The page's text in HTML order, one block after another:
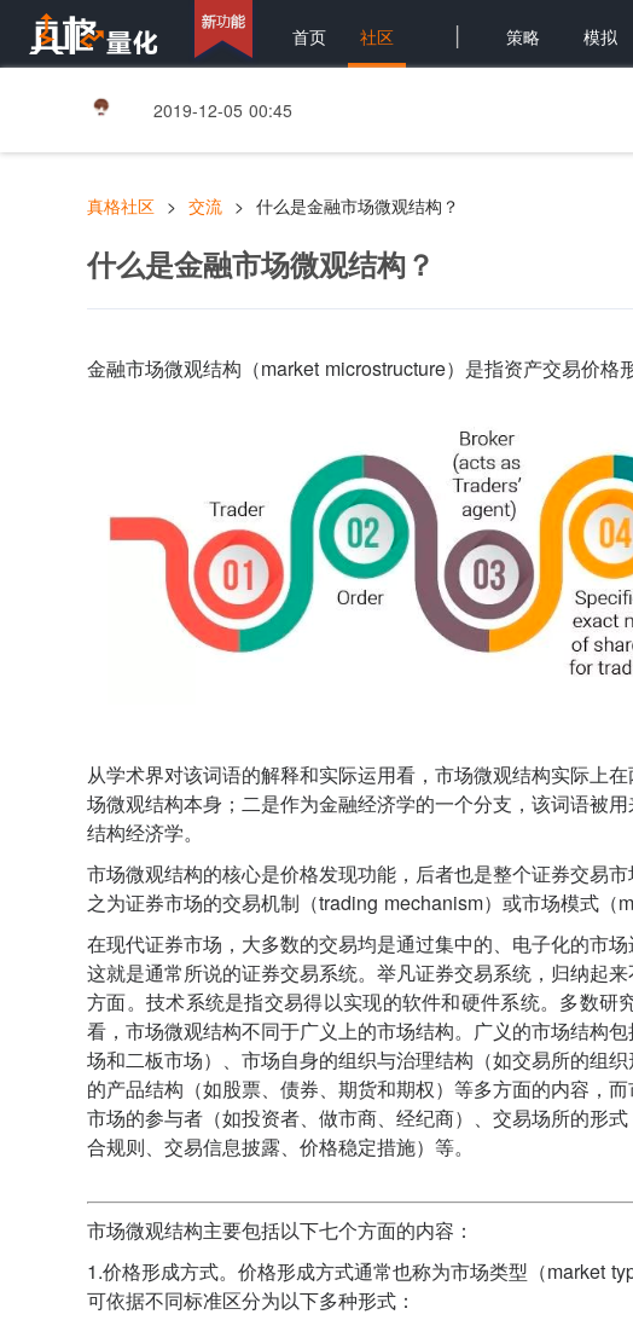
首页 社区 | 策略 模拟
2019-12-05 00:45
真格社区 交流 什么是金融市场微观结构？
什么是金融市场微观结构？
金融市场微观结构（market microstructure）是指资产交易价格
从学术界对该词语的解释和实际运用看，市场微观结构实际上
场微观结构本身；二是作为金融经济学的一个分支，该词语被
结构经济学。
市场微观结构的核心是价格发现功能，后者也是整个证券交易
之为证券市场的交易机制（trading mechanism）或市场模式
在现代证券市场，大多数的交易均是通过集中的、电子化的市
这就是通常所说的证券交易系统。举凡证券交易系统，归纳起
方面。技术系统是指交易得以实现的软件和硬件系统。多数
看，市场微观结构不同于广义上的市场结构。广义的市场结构
场和二板市场）、市场自身的组织与治理结构（如交易所的组
的产品结构（如股票、债券、期货和期权）等多方面的内容，
市场的参与者（如投资者、做市商、经纪商）、交易场所的形
合规则、交易信息披露、价格稳定措施）等。
市场微观结构主要包括以下七个方面的内容：
1.价格形成方式。价格形成方式通常也称为市场类型（market
可依据不同标准区分为以下多种形式：